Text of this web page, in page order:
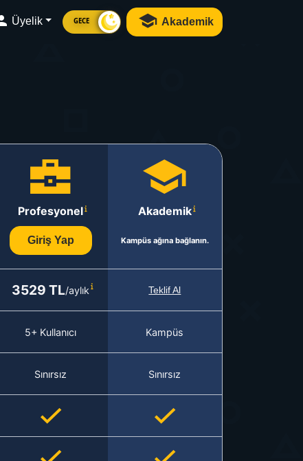
Üyelik GECE Akademik
Profesyonel
Giriş Yap
Akademik
Kampüs ağına bağlanın.
3529 TL/aylık Teklif Al
5+ Kullanıcı Kampüs
Sınırsız Sınırsız